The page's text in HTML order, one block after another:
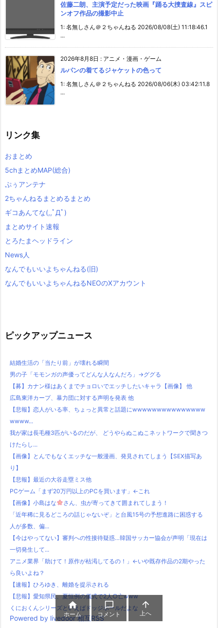
佐藤二朗、主演予定だった映画『踊る大捜査線』スピ
ンオフ作品の撮影中止
1: 名無しさん＠２ちゃんねる 2026/08/08(土) 11:18:46.1
...
2026年8月8日 : アニメ・漫画・ゲーム
ルパンの着てるジャケットの色って
1: 名無しさん＠２ちゃんねる 2026/08/06(木) 03:42:11.8
...
リンク集
おまとめ
5chまとめMAP(総合)
ぷぅアンテナ
2ちゃんねるまとめるまとめ
ギコあんてな(,,ﾟДﾟ)
まとめサイト速報
とろたまヘッドライン
News人
なんでもいいよちゃんねる(旧)
なんでもいいよちゃんねるNEOのXアカウント
ピックアップニュース
結婚生活の「当たり前」が壊れる瞬間
男の子「モモンガの声優ってどんな人なんだろ」→ググる
【募】カナン様はあくまでチョロいでエッチしたいキャラ【画像】 他
広島東洋カープ、暴力団に対する声明を発表 他
【悲報】恋人がいる率、ちょっと異常と話題にwwwwwwwwwwwwwww
wwww...
我が家は長毛種3匹がいるのだが、 どうやらぬこぬこネットワークで聞きつ
けたらし...
【画像】とんでもなくエッチな一般漫画、発見されてしまう【SEX描写あ
り】
【悲報】最近の大谷走塁ミス他
PCゲーム「まず20万円以上のPCを買います」←これ
【画像】小島はな
さん、虫が寄ってきて囲まれてしまう！
「近年稀に見るどころの話じゃないぞ」と台風15号の予想進路に困惑する
人が多数、偏...
【今はやってない】審判への性接待疑惑…韓国サッカー協会が声明「現在は
一切発生して...
アニメ業界「助けて！原作が枯渇してるの！」←いや既存作品の2期やった
ら良いよね？
【速報】ひろゆき、離婚を提示される
【悲報】愛知県民、夏恒例の儀式で2人○亡www
くにおくんシリーズといえばドッジボールだよな
Powered by livedoor 相互RSS

ホーム

コメント

上へ